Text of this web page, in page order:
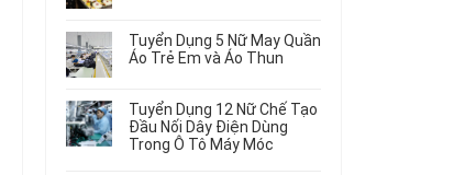
có
bình
luận
Tuyển
Dụng
20
Nữ
Tuyển Dụng 5 Nữ May Quần
Áo Trẻ Em và Áo Thun
có
bình
luận
ở
Tuyển Dụng 12 Nữ Chế Tạo
Đầu Nối Dây Điện Dùng
Trong Ô Tô Máy Móc